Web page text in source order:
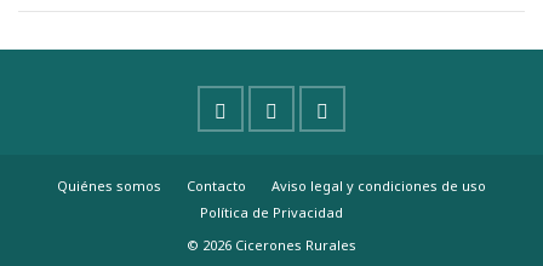
Quiénes somos Contacto
Aviso legal y condiciones de uso
Política de Privacidad
© 2026 Cicerones Rurales